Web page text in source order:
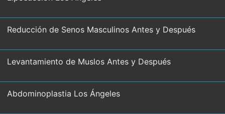
Reducción de Senos Masculinos Antes y Después
Levantamiento de Muslos Antes y Después
Abdominoplastia Los Ángeles